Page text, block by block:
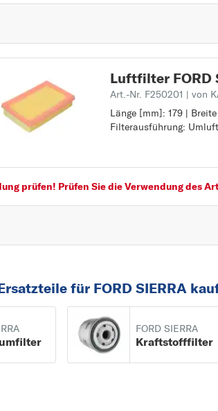
SIERRA
TOURNEO CONNECT
TOURNEO CONNECT
TRANSIT CONNECT
TRANSIT CUSTOM
Luftfilter FORD
Art.-Nr. F250201 | von
Länge [mm]: 179 |
Filterausführung:
Länge [mm]: 179
Breite [mm]: 117
Form: viereckig
prüfen! Prüfen Sie die Verwendung des
für FORD SIERRA
FORD SIERRA
Kraftstofffilter